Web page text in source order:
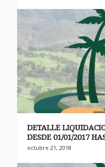
DETALLE
DESDE 01/01/2017
octubre 21, 2018